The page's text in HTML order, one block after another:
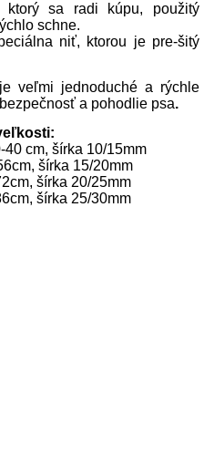
sa radi kúpu, použitý
schne.
niť, ktorou je pre-šitý
veľmi jednoduché a rýchle
a pohodlie psa.
cm, šírka 10/15mm
šírka 15/20mm
šírka 20/25mm
šírka 25/30mm